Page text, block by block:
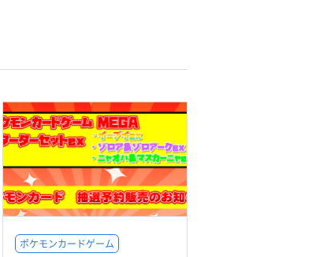
ポケモンカードゲーム